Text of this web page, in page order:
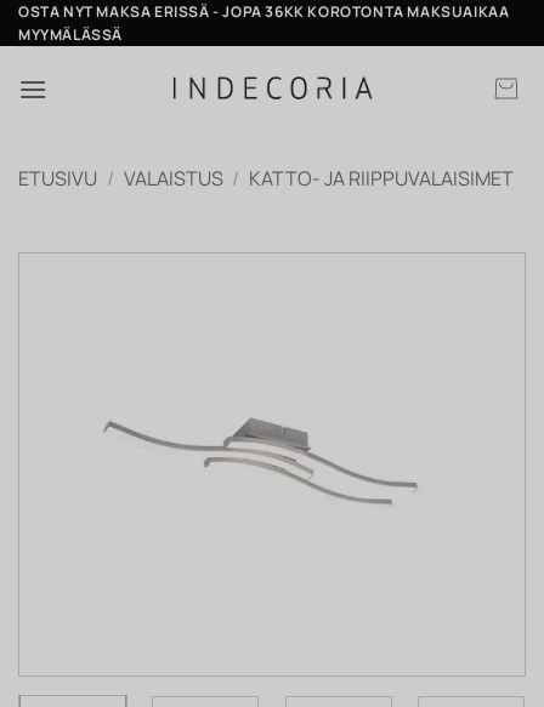
Skip
to
OSTA NYT MAKSA ERISSÄ - JOPA 36KK KOROTONTA MAKSUAIKAA
MYYMÄLÄSSÄ
ETUSIVU / VALAISTUS / KATTO- JA RIIPPUVALAISIMET